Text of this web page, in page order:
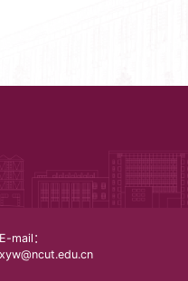
E-mail：
xyw@ncut.edu.cn